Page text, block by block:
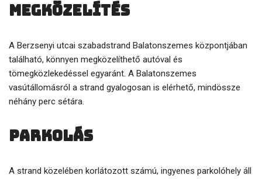
Megközelítés
A Berzsenyi utcai szabadstrand Balatonszemes központjában
található, könnyen megközelíthető autóval és
tömegközlekedéssel egyaránt. A Balatonszemes
vasútállomásról a strand gyalogosan is elérhető, mindössze
néhány perc sétára.
Parkolás
A strand közelében korlátozott számú, ingyenes parkolóhely áll